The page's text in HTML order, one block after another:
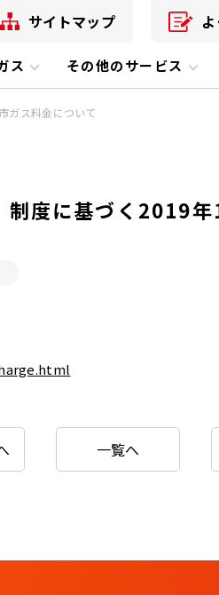
ス その他のサービス
サイトマップ
ガス料金について
制度に基づく2019
一覧へ